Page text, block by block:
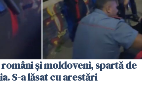
și moldoveni, spartă de
S-a lăsat cu arestări